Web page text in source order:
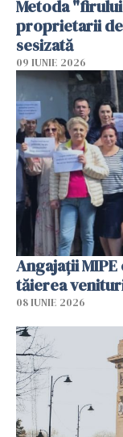
Metoda
proprietarii
sesizată
09 IUNIE 2026
Angajaţii
tăierea
08 IUNIE 2026